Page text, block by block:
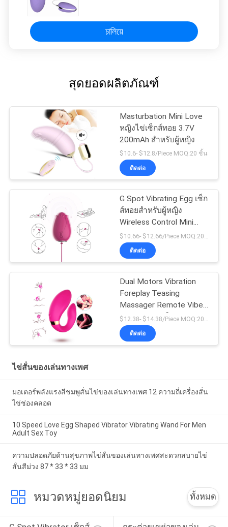
চালিয়ে
สุดยอดผลิตภัณฑ์
Masturbation Mini Love
หญิงไข่เซ็กส์ทอย 3.7V
200mAh สำหรับผู้หญิง
$10.6- $12.8/Piece MOQ:20 ชิ้น
ติดต่อ
G Spot Vibrating Egg เซ็ก
ส์ทอยสำหรับผู้หญิง
Wireless Control Mini
Flower Silicone
$10.66- $12.66/Piece MOQ:20 ชิ้น
ติดต่อ
Dual Motors Vibration
Foreplay Teasing
Massager Remote Vibes
ของเล่นคู่รักผู้ใหญ่
ติดต่อ
ไข่สั่นของเล่นทางเพศ
มอเตอร์พลังแรงสีชมพูสั่นไข่ของเล่นทางเพศ 12 ความถี่เครื่องสั่น
ไข่ช่องคลอด
10 Speed ​​Love Egg Shaped Vibrator Vibrating Wand For Men
Adult Sex Toy
ความปลอดภัยด้านสุขภาพไข่สั่นของเล่นทางเพศสะดวกสบายไข่
สั่นสีม่วง 87 * 33 * 33 มม
หมวดหมู่ยอดนิยม ทั้งหมด